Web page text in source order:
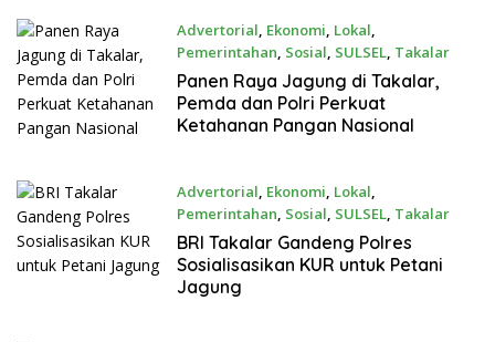
Advertorial, Ekonomi, Lokal,
Pemerintahan, Sosial, SULSEL, Takalar
Mei 16, 2026
Panen Raya Jagung di Takalar,
Pemda dan Polri Perkuat
Ketahanan Pangan Nasional
Advertorial, Ekonomi, Lokal,
Pemerintahan, Sosial, SULSEL, Takalar
Mei 12, 2026
BRI Takalar Gandeng Polres
Sosialisasikan KUR untuk Petani
Jagung